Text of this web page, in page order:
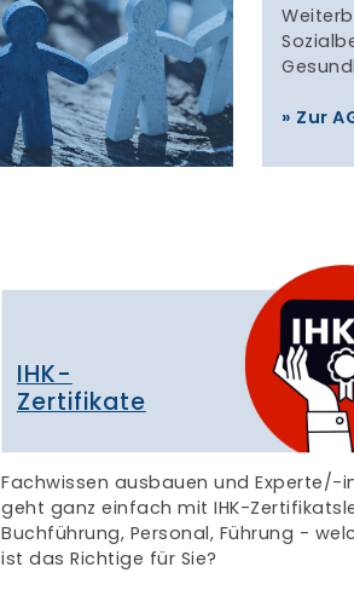
» Zur
IHK-
Zertifikate
Fachwissen ausbauen und Experte/-
geht ganz einfach mit IHK-
Buchführung, Personal, Führung -
ist das Richtige für Sie?